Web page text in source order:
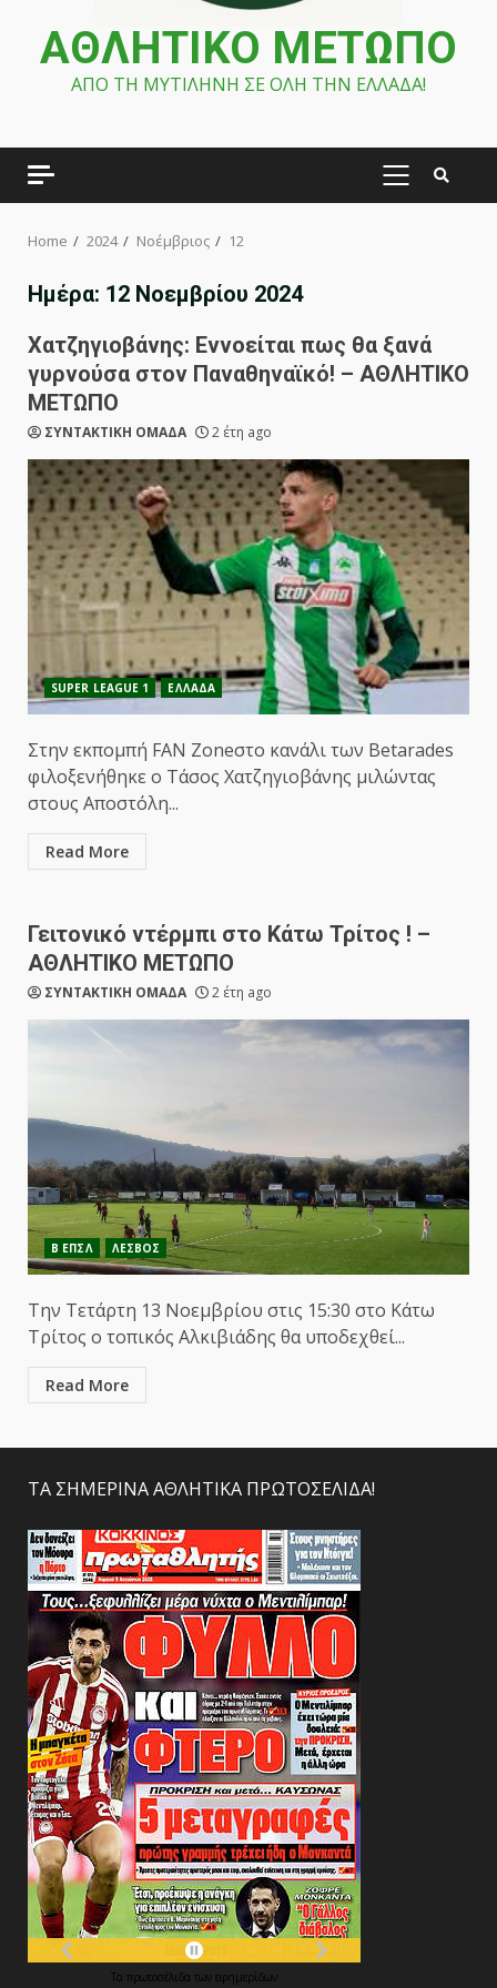
ΑΘΛΗΤΙΚΟ ΜΕΤΩΠΟ
ΑΠΟ ΤΗ ΜΥΤΙΛΗΝΗ ΣΕ ΟΛΗ ΤΗΝ ΕΛΛΑΔΑ!
PRIMARY
Home 2024 Νοέμβριος 12
Ημέρα: 12 Νοεμβρίου 2024
Χατζηγιοβάνης: Εννοείται πως θα ξανά
γυρνούσα στον Παναθηναϊκό! – ΑΘΛΗΤΙΚΟ
ΜΕΤΩΠΟ
ΣΥΝΤΑΚΤΙΚΗ ΟΜΑΔΑ 2 έτη ago
SUPER LEAGUE 1 ΕΛΛΑΔΑ
Στην εκπομπή FAN Zoneστο κανάλι των Betarades
φιλοξενήθηκε ο Τάσος Χατζηγιοβάνης μιλώντας
στους Αποστόλη...
Read More
Γειτονικό ντέρμπι στο Κάτω Τρίτος ! –
ΑΘΛΗΤΙΚΟ ΜΕΤΩΠΟ
ΣΥΝΤΑΚΤΙΚΗ ΟΜΑΔΑ 2 έτη ago
Β ΕΠΣΛ ΛΕΣΒΟΣ
Την Τετάρτη 13 Νοεμβρίου στις 15:30 στο Κάτω
Τρίτος ο τοπικός Αλκιβιάδης θα υποδεχθεί...
Read More
ΤΑ ΣΗΜΕΡΙΝΑ ΑΘΛΗΤΙΚΑ ΠΡΩΤΟΣΕΛΙΔΑ!
Τα πρωτοσέλιδα των εφημερίδων